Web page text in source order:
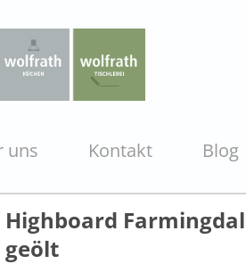
uns Kontakt Blog
Highboard
geölt